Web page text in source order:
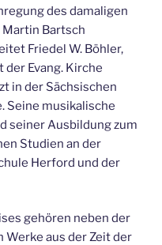
des damaligen
Bartsch
Friedel W. Böhler,
Evang. Kirche
in der Sächsischen
Seine musikalische
seiner Ausbildung zum
Studien an der
Herford und der
gehören neben der
aus der Zeit der